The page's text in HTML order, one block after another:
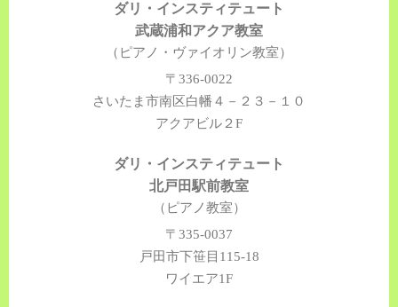
ダリ・インスティテュート
武蔵浦和アクア教室
（ピアノ・ヴァイオリン教室）
〒336-0022
さいたま市南区白幡４－２３－１０
アクアビル２F
ダリ・インスティテュート
北戸田駅前教室
（ピアノ教室）
〒335-0037
戸田市下笹目115-18
ワイエア1F